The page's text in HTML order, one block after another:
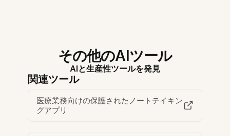
その他のAIツール
AIと生産性ツールを発見
関連ツール
医療業務向けの保護されたノートテイキン
グアプリ